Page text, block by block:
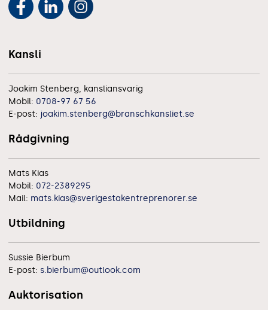
Kansli
Joakim Stenberg, kansliansvarig
Mobil: 0708-97 67 56
E-post: joakim.stenberg@branschkansliet.se
Rådgivning
Mats Kias
Mobil: 072-2389295
Mail: mats.kias@sverigestakentreprenorer.se
Utbildning
Sussie Bierbum
E-post: s.bierbum@outlook.com
Auktorisation